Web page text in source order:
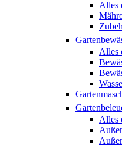
Alles
Alles
Alles